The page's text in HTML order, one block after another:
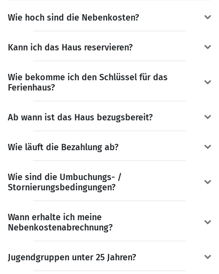
Wie hoch sind die Nebenkosten?
Kann ich das Haus reservieren?
Wie bekomme ich den Schlüssel für das
Ferienhaus?
Ab wann ist das Haus bezugsbereit?
Wie läuft die Bezahlung ab?
Wie sind die Umbuchungs- /
Stornierungsbedingungen?
Wann erhalte ich meine
Nebenkostenabrechnung?
Jugendgruppen unter 25 Jahren?